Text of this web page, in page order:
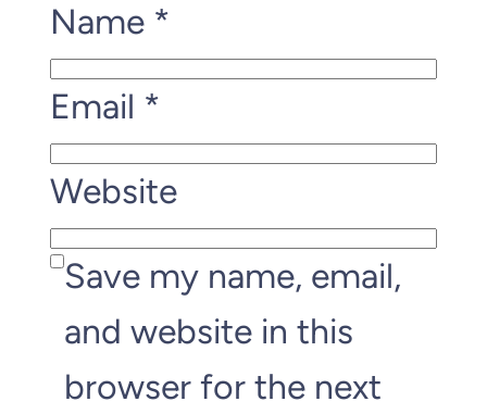
Name *
Email *
Website
Save my name, email,
and website in this
browser for the next